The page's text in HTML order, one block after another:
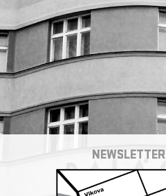
NEWSLETTER